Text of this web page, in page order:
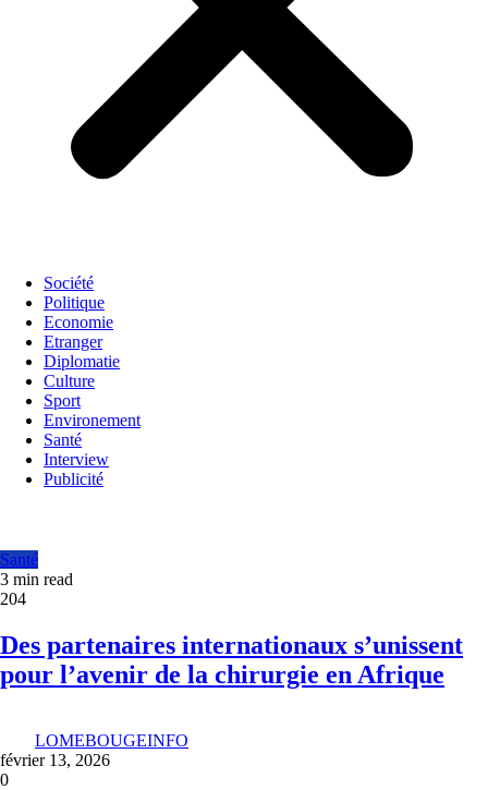
Société
Politique
Economie
Etranger
Diplomatie
Culture
Sport
Environement
Santé
Interview
Publicité
Santé
3 min read
204
Des partenaires internationaux s’unissent
pour l’avenir de la chirurgie en Afrique
LOMEBOUGEINFO
février 13, 2026
0